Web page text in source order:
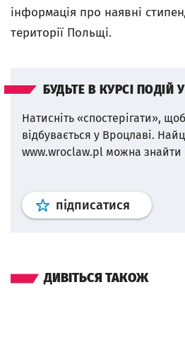
інформація про наявні
території Польщі.
БУДЬТЕ В КУРСІ ПОДІЙ
Натисніть «спостерігати»,
відбувається у Вроцлаві.
www.wroclaw.pl можна знайти
підписатися Профіль
ДИВІТЬСЯ ТАКОЖ